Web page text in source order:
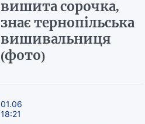
вишита сорочка,
знає тернопільська
вишивальниця
(фото)
01.06
18:21